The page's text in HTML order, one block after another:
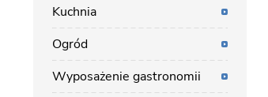
Kuchnia
Ogród
Wyposażenie gastronomii